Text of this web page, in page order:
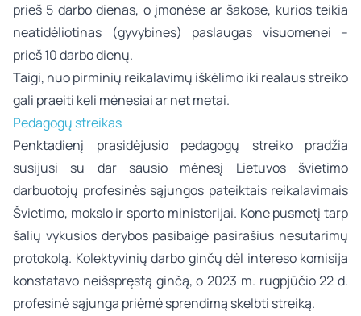
prieš 5 darbo dienas, o įmonėse ar šakose, kurios teikia
neatidėliotinas (gyvybines) paslaugas visuomenei –
prieš 10 darbo dienų.
Taigi, nuo pirminių reikalavimų iškėlimo iki realaus streiko
gali praeiti keli mėnesiai ar net metai.
Pedagogų streikas
Penktadienį prasidėjusio pedagogų streiko pradžia
susijusi su dar sausio mėnesį Lietuvos švietimo
darbuotojų profesinės sąjungos pateiktais reikalavimais
Švietimo, mokslo ir sporto ministerijai. Kone pusmetį tarp
šalių vykusios derybos pasibaigė pasirašius nesutarimų
protokolą. Kolektyvinių darbo ginčų dėl intereso komisija
konstatavo neišspręstą ginčą, o 2023 m. rugpjūčio 22 d.
profesinė sąjunga priėmė sprendimą skelbti streiką.